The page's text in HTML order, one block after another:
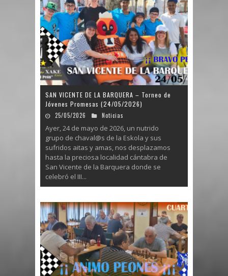
SAN VICENTE DE LA BARQUERA – Torneo de
Jóvenes Promesas (24/05/2026)
25/05/2026 Noticias
Ayer, 24 de mayo de 2026, un nutrido
grupo de chaval@s de la Eskola y sus
sufridos aitas y amas, nos desplazamos
hasta la preciosa localidad cántabra de
San Vicente de la Barquera donde se
celebró el III...